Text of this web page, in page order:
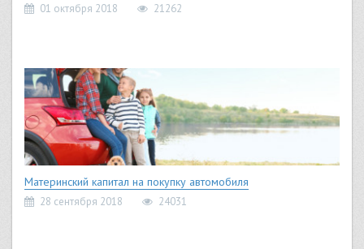
01 октября 2018 21262
Материнский капитал на покупку автомобиля
28 сентября 2018 24031